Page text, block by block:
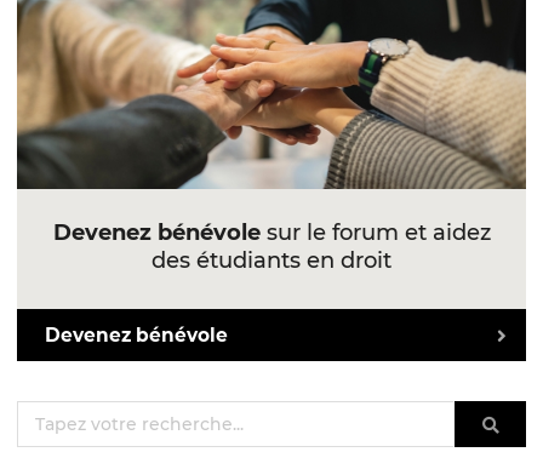
Devenez bénévolesur le forum et aidez
des étudiants en droit
Devenez bénévole